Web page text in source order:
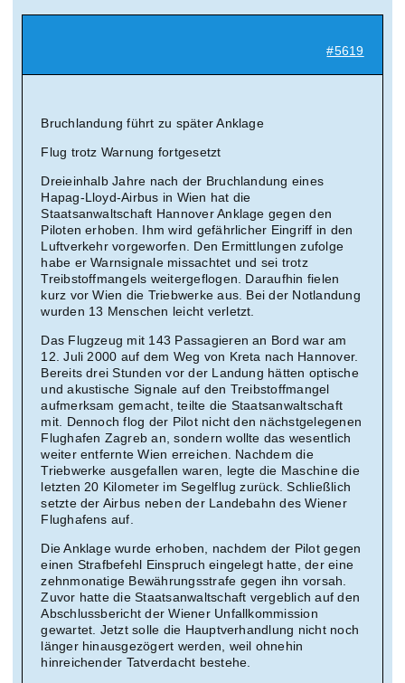
Suche
#5619
Bruchlandung führt zu später Anklage
Flug trotz Warnung fortgesetzt
Dreieinhalb Jahre nach der Bruchlandung eines
Hapag-Lloyd-Airbus in Wien hat die
Staatsanwaltschaft Hannover Anklage gegen den
Piloten erhoben. Ihm wird gefährlicher Eingriff in den
Luftverkehr vorgeworfen. Den Ermittlungen zufolge
habe er Warnsignale missachtet und sei trotz
Treibstoffmangels weitergeflogen. Daraufhin fielen
kurz vor Wien die Triebwerke aus. Bei der Notlandung
wurden 13 Menschen leicht verletzt.
Das Flugzeug mit 143 Passagieren an Bord war am
12. Juli 2000 auf dem Weg von Kreta nach Hannover.
Bereits drei Stunden vor der Landung hätten optische
und akustische Signale auf den Treibstoffmangel
aufmerksam gemacht, teilte die Staatsanwaltschaft
mit. Dennoch flog der Pilot nicht den nächstgelegenen
Flughafen Zagreb an, sondern wollte das wesentlich
weiter entfernte Wien erreichen. Nachdem die
Triebwerke ausgefallen waren, legte die Maschine die
letzten 20 Kilometer im Segelflug zurück. Schließlich
setzte der Airbus neben der Landebahn des Wiener
Flughafens auf.
Die Anklage wurde erhoben, nachdem der Pilot gegen
einen Strafbefehl Einspruch eingelegt hatte, der eine
zehnmonatige Bewährungsstrafe gegen ihn vorsah.
Zuvor hatte die Staatsanwaltschaft vergeblich auf den
Abschlussbericht der Wiener Unfallkommission
gewartet. Jetzt solle die Hauptverhandlung nicht noch
länger hinausgezögert werden, weil ohnehin
hinreichender Tatverdacht bestehe.